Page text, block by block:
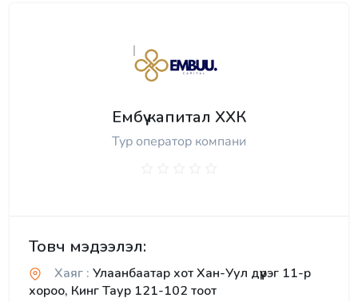
Ембүү капитал ХХК
Тур оператор компани
Товч мэдээлэл:
Хаяг : Улаанбаатар хот Хан-Уул дүүрэг 11-р
хороо, Кинг Таур 121-102 тоот